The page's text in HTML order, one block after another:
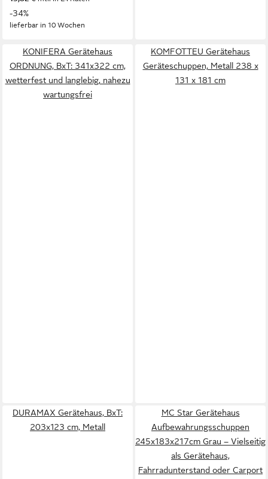
-34%
lieferbar in 10 Wochen
KONIFERA Gerätehaus
ORDNUNG, BxT: 341x322 cm,
wetterfest und langlebig, nahezu
wartungsfrei
KOMFOTTEU Gerätehaus
Geräteschuppen, Metall 238 x
131 x 181 cm
DURAMAX Gerätehaus, BxT:
203x123 cm, Metall
MC Star Gerätehaus
Aufbewahrungsschuppen
245x183x217cm Grau – Vielseitig
als Gerätehaus,
Fahrradunterstand oder Carport